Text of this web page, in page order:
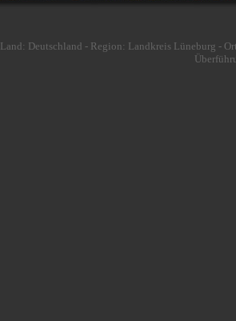
Land: Deutschland - Region: Landkreis Lüneburg -